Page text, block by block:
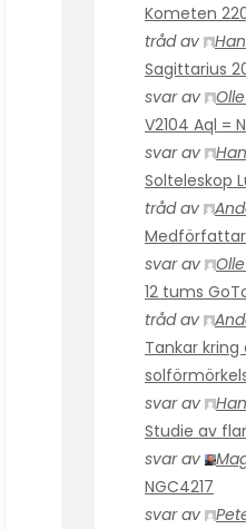
Kometen
tråd av
Sagittarius
svar av
V2104 Aql =
svar av
Solteleskop
tråd av
svar av
12 tums
tråd av
Tankar
svar av
Studie av
svar av
NGC4217
svar av